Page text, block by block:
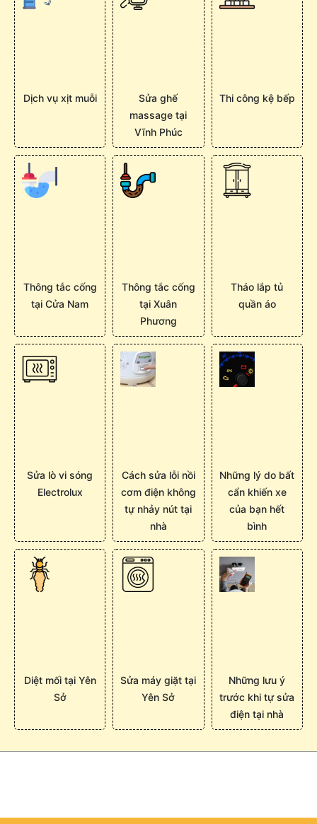
Dịch vụ xịt muỗi
Sửa ghế
massage tại
Vĩnh Phúc
Thi công kệ bếp
Thông tắc cống
tại Cửa Nam
Thông tắc cống
tại Xuân
Phương
Tháo lắp tủ
quần áo
Sửa lò vi sóng
Electrolux
Cách sửa lỗi nồi
cơm điện không
tự nhảy nút tại
nhà
Những lý do bất
cẩn khiến xe
của bạn hết
bình
Diệt mối tại Yên
Sở
Sửa máy giặt tại
Yên Sở
Những lưu ý
trước khi tự sửa
điện tại nhà